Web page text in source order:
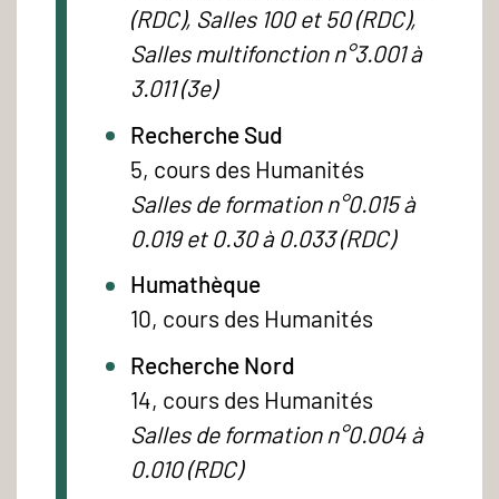
(RDC), Salles 100 et 50 (RDC),
Salles multifonction n°3.001 à
3.011 (3e)
Recherche Sud
5, cours des Humanités
Salles de formation n°0.015 à
0.019 et 0.30 à 0.033 (RDC)
Humathèque
10, cours des Humanités
Recherche Nord
14, cours des Humanités
Salles de formation n°0.004 à
0.010 (RDC)